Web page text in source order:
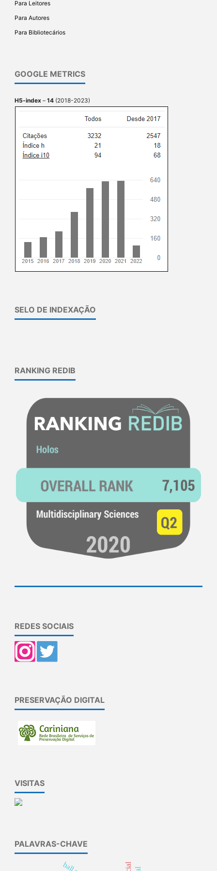
Para Leitores
Para Autores
Para Bibliotecários
GOOGLE METRICS
H5-index – 14 (2018-2023)
SELO DE INDEXAÇÃO
RANKING REDIB
REDES SOCIAIS
PRESERVAÇÃO DIGITAL
VISITAS
PALAVRAS-CHAVE